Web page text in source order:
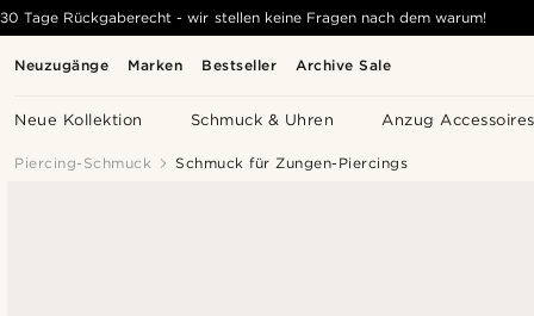
Neuzugänge Marken Bestseller Archive Sale
Neue Kollektion Schmuck & Uhren Anzug Accessoires
30 Tage Rückgaberecht - wir stellen keine Fragen nach dem warum!
Piercing-Schmuck Schmuck für Zungen-Piercings